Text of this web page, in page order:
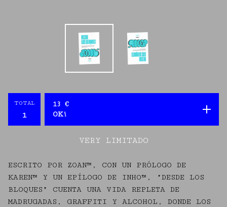
TOTAL 13 €
OK!
VERY LIMITADO
ESCRITO POR ZOAN™, CON UN PRÓLOGO DE
KAREN™ Y UN EPÍLOGO DE INHO™, "DESDE LOS
BLOQUES" CUENTA UNA VIDA REPLETA DE
MADRUGADAS, GRAFFITI Y ALCOHOL, DONDE LOS